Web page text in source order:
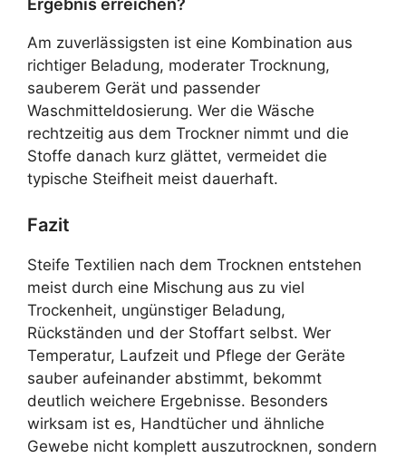
Ergebnis erreichen?
Am zuverlässigsten ist eine Kombination aus
richtiger Beladung, moderater Trocknung,
sauberem Gerät und passender
Waschmitteldosierung. Wer die Wäsche
rechtzeitig aus dem Trockner nimmt und die
Stoffe danach kurz glättet, vermeidet die
typische Steifheit meist dauerhaft.
Fazit
Steife Textilien nach dem Trocknen entstehen
meist durch eine Mischung aus zu viel
Trockenheit, ungünstiger Beladung,
Rückständen und der Stoffart selbst. Wer
Temperatur, Laufzeit und Pflege der Geräte
sauber aufeinander abstimmt, bekommt
deutlich weichere Ergebnisse. Besonders
wirksam ist es, Handtücher und ähnliche
Gewebe nicht komplett auszutrocknen, sondern